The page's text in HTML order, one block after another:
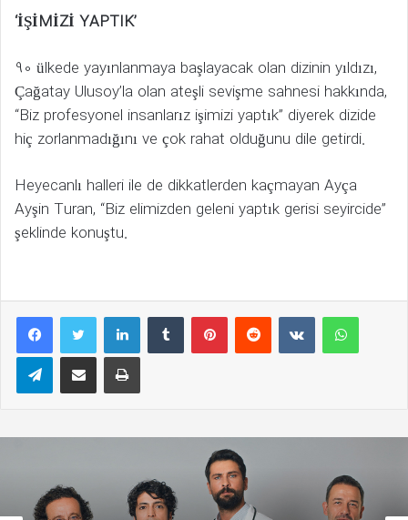
‘İŞİMİZİ YAPTIK’
90 ülkede yayınlanmaya başlayacak olan dizinin yıldızı,
Çağatay Ulusoy’la olan ateşli sevişme sahnesi hakkında,
“Biz profesyonel insanlarız işimizi yaptık” diyerek dizide
hiç zorlanmadığını ve çok rahat olduğunu dile getirdi.
Heyecanlı halleri ile de dikkatlerden kaçmayan Ayça
Ayşin Turan, “Biz elimizden geleni yaptık gerisi seyircide”
şeklinde konuştu.
LinkedInTumblr PinterestReddit VKontakte
TelegramE-Posta ile paylaş Yazdır